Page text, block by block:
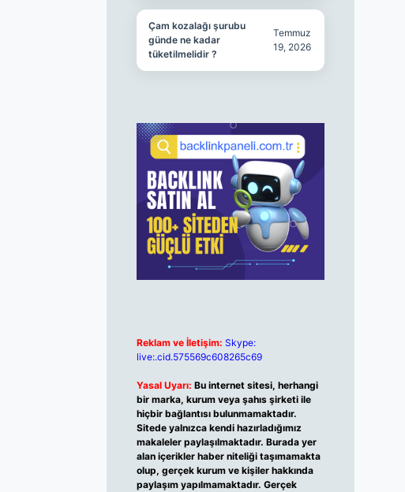
Çam kozalağı şurubu
günde ne kadar
tüketilmelidir ?
Temmuz
19, 2026
Reklam ve İletişim: Skype:
live:.cid.575569c608265c69
Yasal Uyarı: Bu internet sitesi, herhangi
bir marka, kurum veya şahıs şirketi ile
hiçbir bağlantısı bulunmamaktadır.
Sitede yalnızca kendi hazırladığımız
makaleler paylaşılmaktadır. Burada yer
alan içerikler haber niteliği taşımamakta
olup, gerçek kurum ve kişiler hakkında
paylaşım yapılmamaktadır. Gerçek